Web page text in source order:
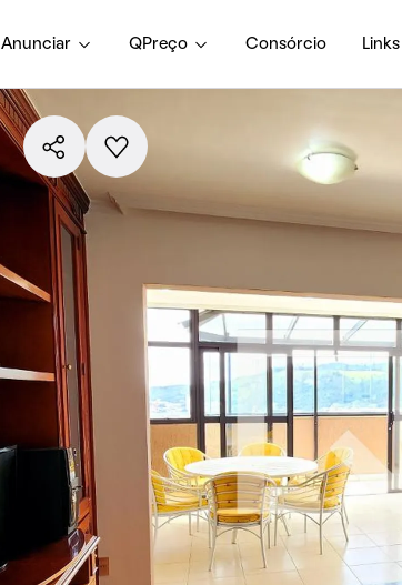
Anunciar QPreço Consórcio